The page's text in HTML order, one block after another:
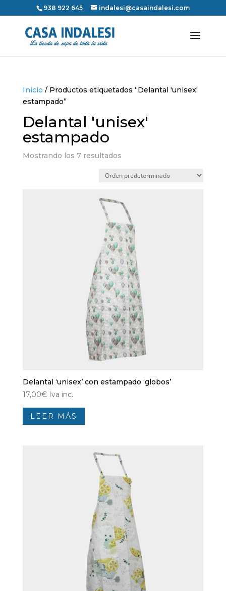
938 922 645 indalesi@casaindalesi.com
Inicio / Productos etiquetados “Delantal 'unisex'
estampado”
Delantal 'unisex'
estampado
Mostrando los 7 resultados
Delantal ‘unisex’ con estampado ‘globos’
17,00€ Iva inc.
LEER MÁS